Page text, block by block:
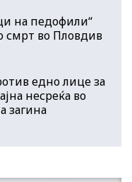
на педофили“
смрт во Пловдив
едно лице за
несреќа во
загина